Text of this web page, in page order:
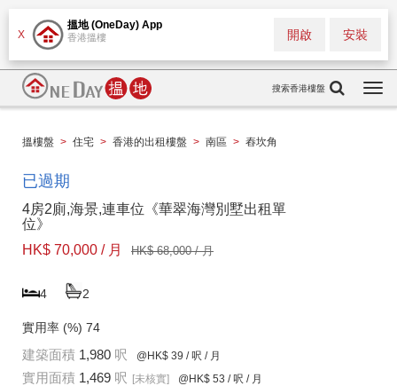
X
搵地 (OneDay) App
香港搵樓 安裝
開啟
搜索香港樓盤
搵樓盤 > 住宅 > 香港的出租樓盤 > 南區 > 舂坎角
已過期
4房2廁,海景,連車位《華翠海灣別墅出租單
位》
HK$ 70,000 / 月
HK$ 68,000 / 月
4 2
實用率 (%) 74
建築面積 1,980 呎 @HK$ 39 / 呎 / 月
實用面積 1,469 呎 [未核實] @HK$ 53 / 呎 / 月